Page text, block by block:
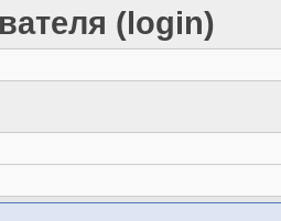
(login)